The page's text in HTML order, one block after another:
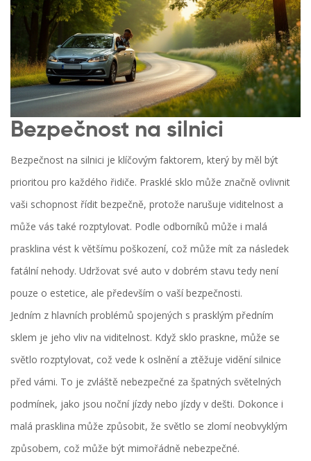
Bezpečnost na silnici
Bezpečnost na silnici je klíčovým faktorem, který by měl být
prioritou pro každého řidiče. Prasklé sklo může značně ovlivnit
vaši schopnost řídit bezpečně, protože narušuje viditelnost a
může vás také rozptylovat. Podle odborníků může i malá
prasklina vést k většímu poškození, což může mít za následek
fatální nehody. Udržovat své auto v dobrém stavu tedy není
pouze o estetice, ale především o vaší bezpečnosti.
Jedním z hlavních problémů spojených s prasklým předním
sklem je jeho vliv na viditelnost. Když sklo praskne, může se
světlo rozptylovat, což vede k oslnění a ztěžuje vidění silnice
před vámi. To je zvláště nebezpečné za špatných světelných
podmínek, jako jsou noční jízdy nebo jízdy v dešti. Dokonce i
malá prasklina může způsobit, že světlo se zlomí neobvyklým
způsobem, což může být mimořádně nebezpečné.